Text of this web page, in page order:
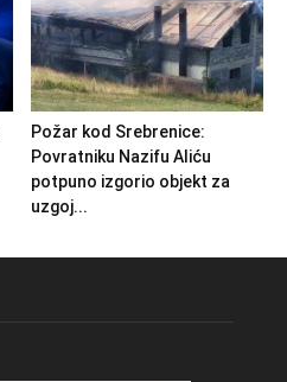
Požar kod Srebrenice:
Povratniku Nazifu Aliću
potpuno izgorio objekt za
uzgoj...